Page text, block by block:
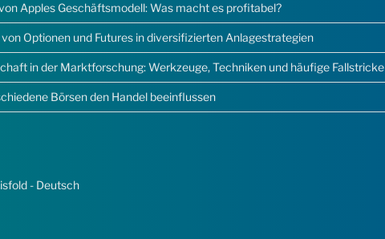
Apples Geschäftsmodell: Was macht es profitabel?
von Optionen und Futures in diversifizierten Anlagestrategien
in der Marktforschung: Werkzeuge, Techniken und häufige Fallstricke
Börsen den Handel beeinflussen
- Deutsch